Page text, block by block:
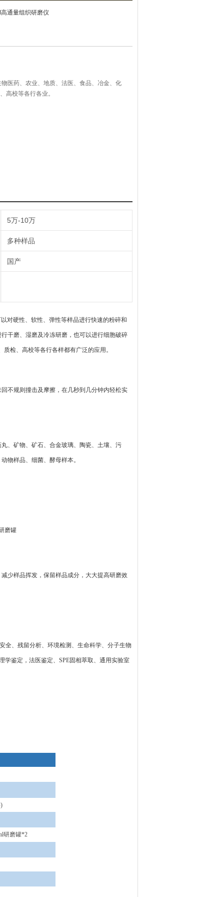
通量组织研磨仪
医药、农业、地质、法医、食品、冶金、化
高校等各行各业。
5万-10万
多种样品
国产
对硬性、软性、弹性等样品进行快速的粉碎和
干磨、湿磨及冷冻研磨，也可以进行细胞破碎
检、高校等各行各样都有广泛的应用。
不规则撞击及摩擦，在几秒到几分钟内轻松实
、矿物、矿石、合金玻璃、陶瓷、土壤、污
物样品、细菌、酵母样本。
磨罐
少样品挥发，保留样品成分，大大提高研磨效
全、残留分析、环境检测、生命科学、分子生物
学鉴定，法医鉴定、SPE固相萃取、通用实验室
研磨罐*2